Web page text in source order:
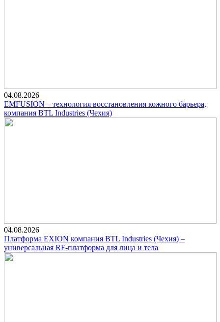
04.08.2026
EMFUSION – технология восстановления кожного барьера,
компания BTL Industries (Чехия)
04.08.2026
Платформа EXION компания BTL Industries (Чехия) –
универсальная RF-платформа для лица и тела